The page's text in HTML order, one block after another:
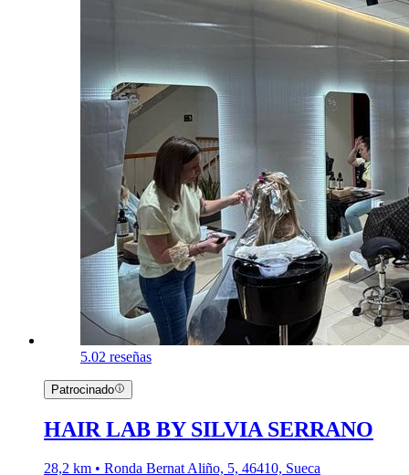
5.02 reseñas
Patrocinado
HAIR LAB BY SILVIA SERRANO
28,2 km • Ronda Bernat Aliño, 5, 46410, Sueca